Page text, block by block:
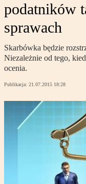
podatników
sprawach
Skarbówka będzie
Niezależnie od tego,
ocenia.
Publikacja: 21.07.2015 18:28